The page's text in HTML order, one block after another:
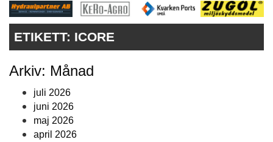
PRENUMERERA
ANNONSERA
ETIKETT: ICORE
Arkiv: Månad
juli 2026
juni 2026
maj 2026
april 2026